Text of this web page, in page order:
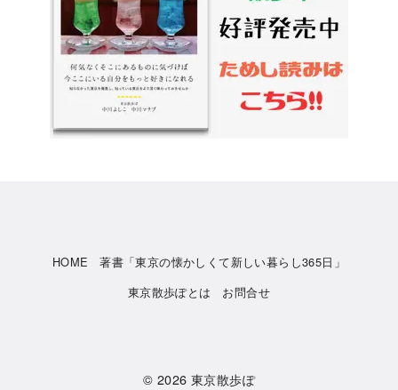
HOME
著書「東京の懐かしくて新しい暮らし365日」
東京散歩ぽとは
お問合せ
© 2026 東京散歩ぽ